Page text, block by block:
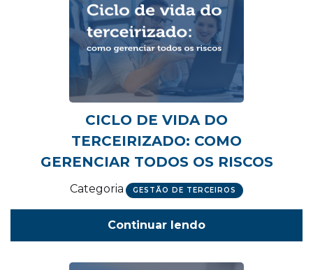
CICLO DE VIDA DO
TERCEIRIZADO: COMO
GERENCIAR TODOS OS RISCOS
Categoria GESTÃO DE TERCEIROS
Continuar lendo